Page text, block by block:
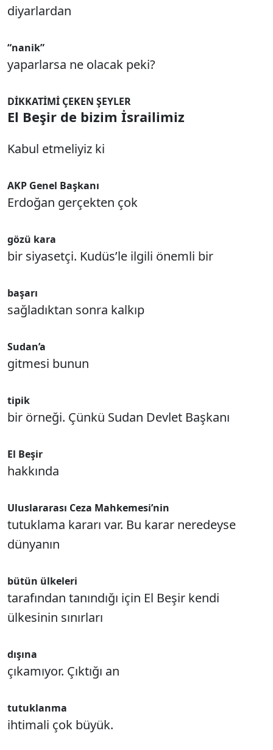
diyarlardan
“nanik”
yaparlarsa ne olacak peki?
DİKKATİMİ ÇEKEN ŞEYLER
El Beşir de bizim İsrailimiz
Kabul etmeliyiz ki
AKP Genel Başkanı
Erdoğan gerçekten çok
gözü kara
bir siyasetçi. Kudüs’le ilgili önemli bir
başarı
sağladıktan sonra kalkıp
Sudan’a
gitmesi bunun
tipik
bir örneği. Çünkü Sudan Devlet Başkanı
El Beşir
hakkında
Uluslararası Ceza Mahkemesi’nin
tutuklama kararı var. Bu karar neredeyse
dünyanın
bütün ülkeleri
tarafından tanındığı için El Beşir kendi
ülkesinin sınırları
dışına
çıkamıyor. Çıktığı an
tutuklanma
ihtimali çok büyük.